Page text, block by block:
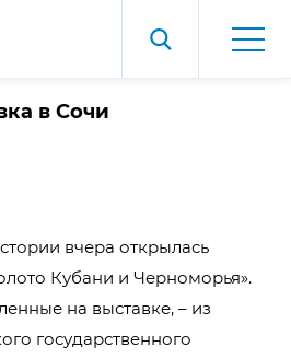
в Сочи
вчера открылась
Кубани и Черноморья».
на выставке, – из
государственного